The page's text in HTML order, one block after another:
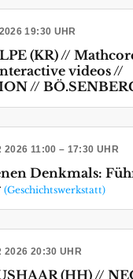
19:30 UHR
(KR) //
videos //
//
2026 11:00 – 17:30 UHR
Denkmals:
(Geschichtswerkstatt)
2026 20:30 UHR
(HH) //